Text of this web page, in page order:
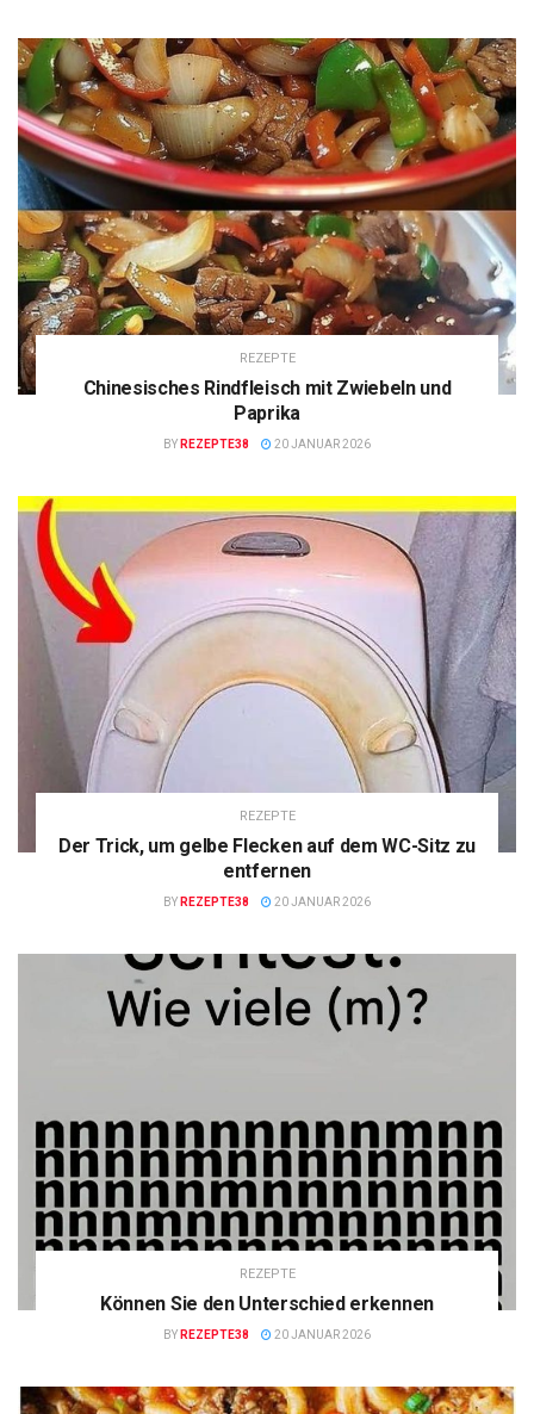
REZEPTE
Chinesisches Rindfleisch mit Zwiebeln und
Paprika
BY REZEPTE38 20 JANUAR 2026
REZEPTE
Der Trick, um gelbe Flecken auf dem WC-Sitz zu
entfernen
BY REZEPTE38 20 JANUAR 2026
REZEPTE
Können Sie den Unterschied erkennen
BY REZEPTE38 20 JANUAR 2026